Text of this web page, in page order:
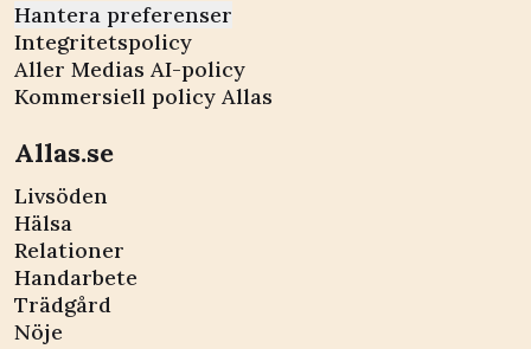
Hantera preferenser
Integritetspolicy
Aller Medias AI-policy
Kommersiell policy Allas
Allas.se
Livsöden
Hälsa
Relationer
Handarbete
Trädgård
Nöje